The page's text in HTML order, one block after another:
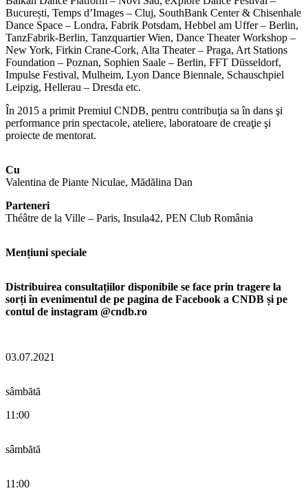
București, Temps d’Images – Cluj, SouthBank Center & Chisenhale
Dance Space – Londra, Fabrik Potsdam, Hebbel am Uffer – Berlin,
TanzFabrik-Berlin, Tanzquartier Wien, Dance Theater Workshop –
New York, Firkin Crane-Cork, Alta Theater – Praga, Art Stations
Foundation – Poznan, Sophien Saale – Berlin, FFT Düsseldorf,
Impulse Festival, Mulheim, Lyon Dance Biennale, Schauschpiel
Leipzig, Hellerau – Dresda etc.
În 2015 a primit Premiul CNDB, pentru contribuţia sa în dans şi
performance prin spectacole, ateliere, laboratoare de creaţie şi
proiecte de mentorat.
Cu
Valentina de Piante Niculae, Mădălina Dan
Parteneri
Théâtre de la Ville – Paris, Insula42, PEN Club România
Mențiuni speciale
Distribuirea consultațiilor disponibile se face prin tragere la
sorți în evenimentul de pe pagina de Facebook a CNDB și pe
contul de instagram @cndb.ro
03.07.2021
sâmbătă
11:00
sâmbătă
11:00